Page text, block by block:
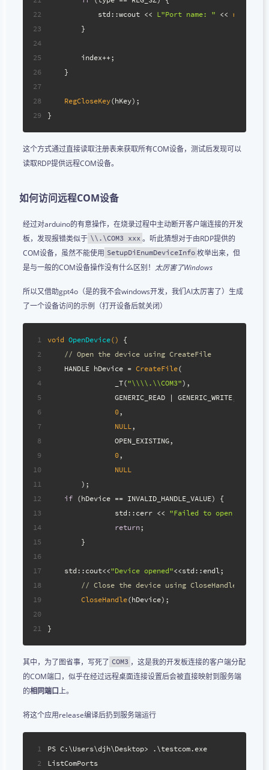
22
23
24
25
26
27
28
29
            std::wcout <<
L"Port name: " <<
        }
        index++;
    }
RegCloseKey(hKey);
}
这个方式通过直接读取注册表来获取所有COM设备，测试后发现可以
读取RDP提供远程COM设备。
如何访问远程COM设备
经过对arduino的有意操作，在烧录过程中主动断开客户端连接的开发
板，发现报错类似于 \\.\COM3 xxx 。听此猜想对于由RDP提供的
COM设备，虽然不能使用 SetupDiEnumDeviceInfo 枚举出来，但
是与一般的COM设备操作没有什么区别！ 太厉害了Windows
所以又借助gpt4o（是的我不会windows开发，我们AI太厉害了）生成
了一个设备访问的示例（打开设备后就关闭）
1
2
3
4
5
6
7
8
9
10
11
12
13
14
15
16
17
18
19
20
21
void OpenDevice()
{
// Open the device using CreateFile
    HANDLE hDevice =
CreateFile(
		_T(
"\\\\.\\COM3"),
		GENERIC_READ | GENERIC_WRITE,
0,
NULL ,
		OPEN_EXISTING,
0,
NULL
	);
if (hDevice == INVALID_HANDLE_VALUE) {
		std::cerr <<
"Failed to open
return;
	}
    std::cout<<
"Device opened"<<std::endl;
// Close the device using CloseHandle
CloseHandle(hDevice);
}
其中，为了图省事，写死了 COM3 ，这是我的开发板连接的客户端分配
的COM端口，似乎在经过远程桌面连接设置后会被直接映射到服务端
的相同端口上。
将这个应用release编译后扔到服务端运行
1
2
PS C:\Users\djh\Desktop> .\testcom.exe
ListComPorts